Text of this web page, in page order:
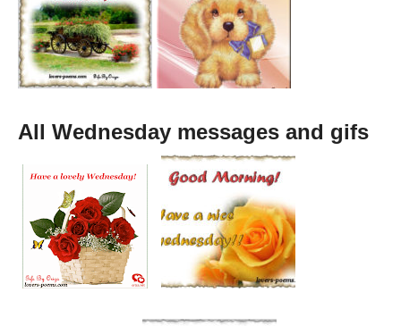
All Wednesday messages and gifs